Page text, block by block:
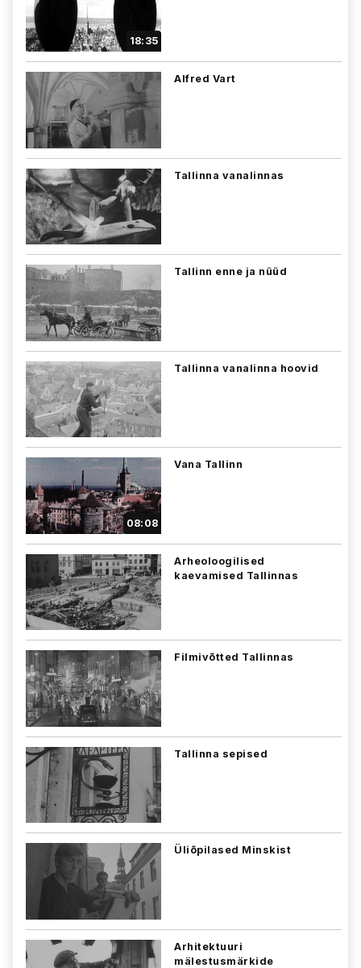
18:35
Alfred Vart
Tallinna vanalinnas
Tallinn enne ja nüüd
Tallinna vanalinna hoovid
08:08
Vana Tallinn
Arheoloogilised
kaevamised Tallinnas
Filmivõtted Tallinnas
Tallinna sepised
Üliõpilased Minskist
Arhitektuuri
mälestusmärkide